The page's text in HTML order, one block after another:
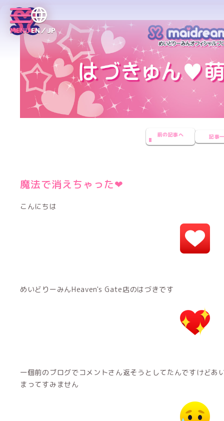
MENUEN／JP
前の記事へ 記事
魔法で消えちゃった❤︎
こんにちは
めいどりーみんHeaven's Gate店のはづきです
一個前のブログでコメントさん返そうとしてたんですけどあ
まってすみません